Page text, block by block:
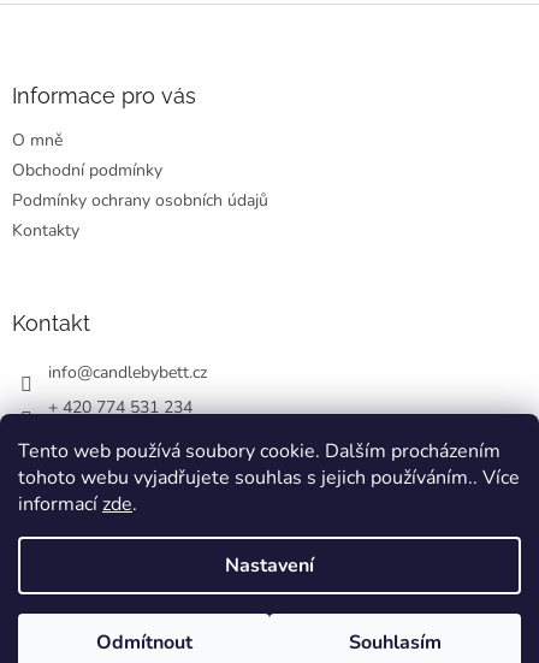
Tento web používá soubory cookie. Dalším procházením
tohoto webu vyjadřujete souhlas s jejich používáním.. Více
informacízde.
Nastavení
Odmítnout Souhlasím
Informace pro vás
O mně
Obchodní podmínky
Podmínky ochrany osobních údajů
Kontakty
Kontakt
info@candlebybett.cz
+ 420 774 531 234
bett_candle_wax
Vytvořil Shoptet
Copyright 2026CandlebyBett.cz . Všechna práva vyhrazena.